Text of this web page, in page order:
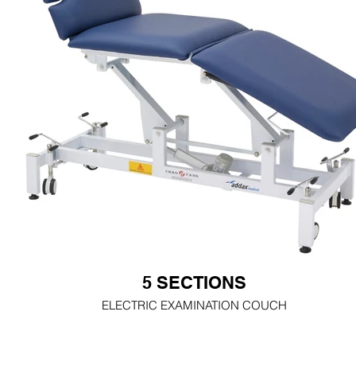
5 SECTIONS
ELECTRIC EXAMINATION COUCH